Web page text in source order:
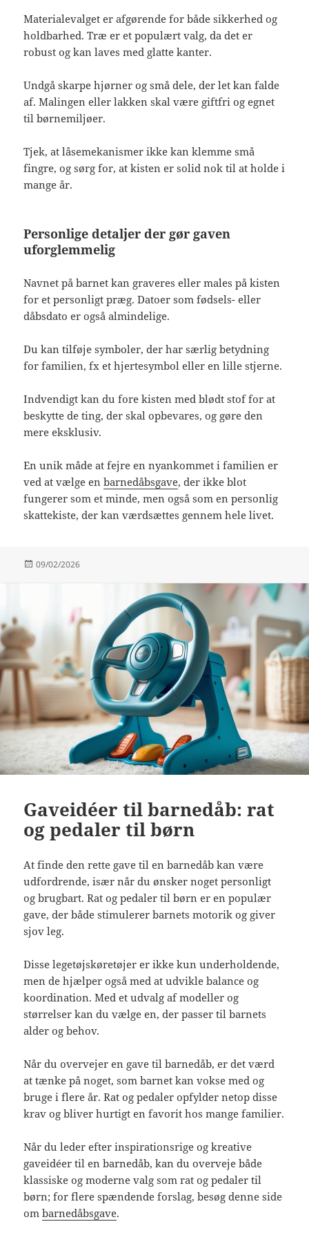
Materialevalget er afgørende for både sikkerhed og
holdbarhed. Træ er et populært valg, da det er
robust og kan laves med glatte kanter.
Undgå skarpe hjørner og små dele, der let kan falde
af. Malingen eller lakken skal være giftfri og egnet
til børnemiljøer.
Tjek, at låsemekanismer ikke kan klemme små
fingre, og sørg for, at kisten er solid nok til at holde i
mange år.
Personlige detaljer der gør gaven
uforglemmelig
Navnet på barnet kan graveres eller males på kisten
for et personligt præg. Datoer som fødsels- eller
dåbsdato er også almindelige.
Du kan tilføje symboler, der har særlig betydning
for familien, fx et hjertesymbol eller en lille stjerne.
Indvendigt kan du fore kisten med blødt stof for at
beskytte de ting, der skal opbevares, og gøre den
mere eksklusiv.
En unik måde at fejre en nyankommet i familien er
ved at vælge enbarnedåbsgave, der ikke blot
fungerer som et minde, men også som en personlig
skattekiste, der kan værdsættes gennem hele livet.
Udgivet
09/02/2026
Gaveidéer til barnedåb: rat
og pedaler til børn
At finde den rette gave til en barnedåb kan være
udfordrende, især når du ønsker noget personligt
og brugbart. Rat og pedaler til børn er en populær
gave, der både stimulerer barnets motorik og giver
sjov leg.
Disse legetøjskøretøjer er ikke kun underholdende,
men de hjælper også med at udvikle balance og
koordination. Med et udvalg af modeller og
størrelser kan du vælge en, der passer til barnets
alder og behov.
Når du overvejer en gave til barnedåb, er det værd
at tænke på noget, som barnet kan vokse med og
bruge i flere år. Rat og pedaler opfylder netop disse
krav og bliver hurtigt en favorit hos mange familier.
Når du leder efter inspirationsrige og kreative
gaveidéer til en barnedåb, kan du overveje både
klassiske og moderne valg som rat og pedaler til
børn; for flere spændende forslag, besøg denne side
ombarnedåbsgave.